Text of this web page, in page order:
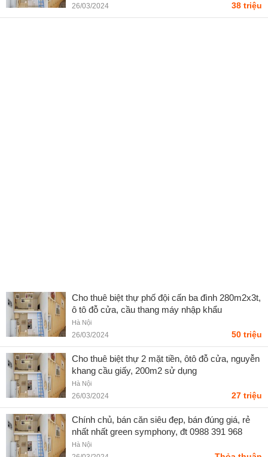
26/03/2024 38 triệu
Cho thuê biệt thự phố đội cấn ba đình 280m2x3t,
ô tô đỗ cửa, cầu thang máy nhập khẩu
Hà Nội
26/03/2024 50 triệu
Cho thuê biệt thự 2 mặt tiền, ôtô đỗ cửa, nguyễn
khang cầu giấy, 200m2 sử dụng
Hà Nội
26/03/2024 27 triệu
Chính chủ, bán căn siêu đẹp, bán đúng giá, rẻ
nhất nhất green symphony, đt 0988 391 968
Hà Nội